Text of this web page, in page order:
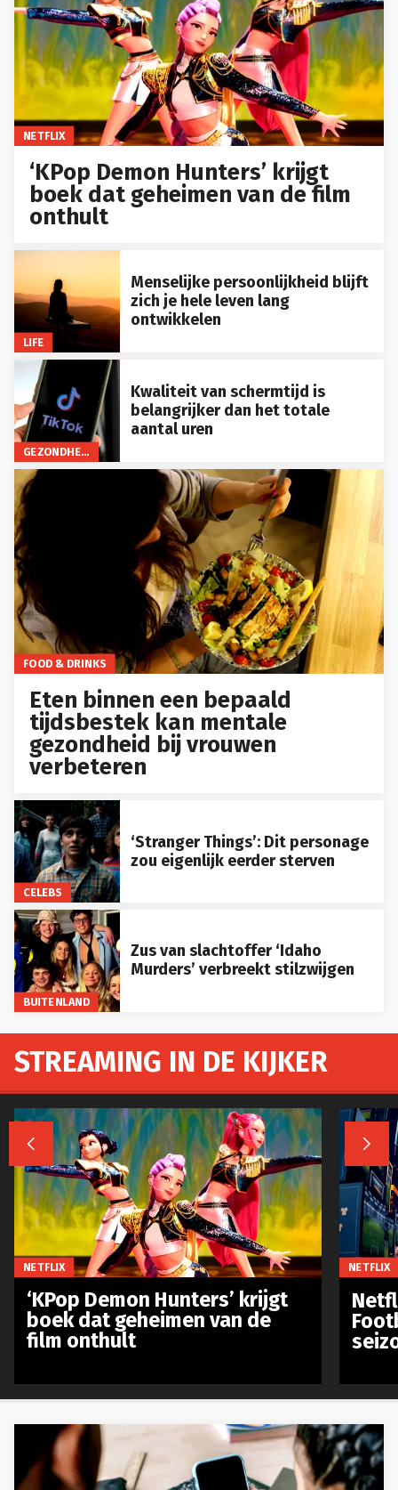
NETFLIX
‘KPop Demon Hunters’ krijgt
boek dat geheimen van de film
onthult
LIFE
Menselijke persoonlijkheid blijft
zich je hele leven lang
ontwikkelen
GEZONDHEID
Kwaliteit van schermtijd is
belangrijker dan het totale
aantal uren
FOOD & DRINKS
Eten binnen een bepaald
tijdsbestek kan mentale
gezondheid bij vrouwen
verbeteren
CELEBS
‘Stranger Things’: Dit personage
zou eigenlijk eerder sterven
BUITENLAND
Zus van slachtoffer ‘Idaho
Murders’ verbreekt stilzwijgen
STREAMING IN DE KIJKER
 
NETFLIX
‘KPop Demon Hunters’ krijgt
boek dat geheimen van de
film onthult
NETFLIX